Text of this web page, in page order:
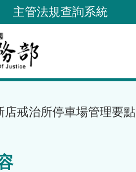
主管法規查詢系統
店戒治所停車場管理要點